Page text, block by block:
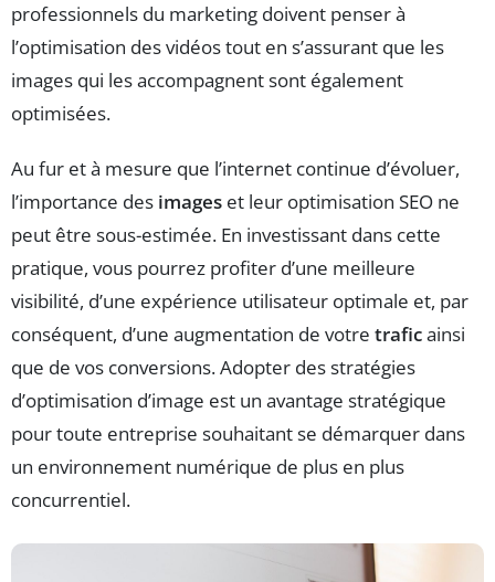
professionnels du marketing doivent penser à
l’optimisation des vidéos tout en s’assurant que les
images qui les accompagnent sont également
optimisées.
Au fur et à mesure que l’internet continue d’évoluer,
l’importance des images et leur optimisation SEO ne
peut être sous-estimée. En investissant dans cette
pratique, vous pourrez profiter d’une meilleure
visibilité, d’une expérience utilisateur optimale et, par
conséquent, d’une augmentation de votre traficainsi
que de vos conversions. Adopter des stratégies
d’optimisation d’image est un avantage stratégique
pour toute entreprise souhaitant se démarquer dans
un environnement numérique de plus en plus
concurrentiel.